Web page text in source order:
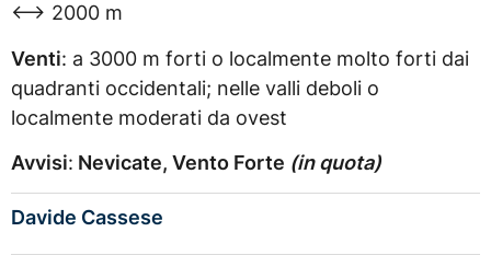
<–> 2000 m
Venti: a 3000 m forti o localmente molto forti dai
quadranti occidentali; nelle valli deboli o
localmente moderati da ovest
Avvisi: Nevicate, Vento Forte (inquota)
Davide Cassese